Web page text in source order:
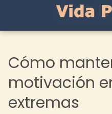
Cómo
motivación
extremas